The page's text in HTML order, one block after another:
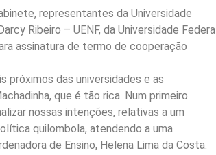
representantes da Universidade
Ribeiro – UENF, da Universidade Federal
assinatura de termo de cooperação
próximos das universidades e as
que é tão rica. Num primeiro
nossas intenções, relativas a um
quilombola, atendendo a uma
de Ensino, Helena Lima da Costa.